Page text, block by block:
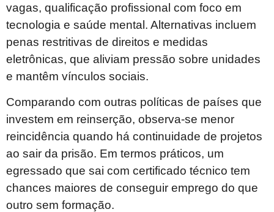
vagas, qualificação profissional com foco em
tecnologia e saúde mental. Alternativas incluem
penas restritivas de direitos e medidas
eletrônicas, que aliviam pressão sobre unidades
e mantêm vínculos sociais.
Comparando com outras políticas de países que
investem em reinserção, observa-se menor
reincidência quando há continuidade de projetos
ao sair da prisão. Em termos práticos, um
egressado que sai com certificado técnico tem
chances maiores de conseguir emprego do que
outro sem formação.